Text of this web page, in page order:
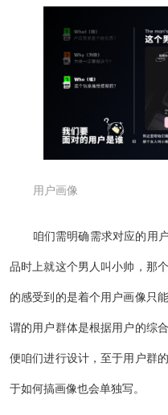
用户画像
咱们需明确需求对应的用
品时上就这个男人叫小帅，那
的感受到的是着个用户画像只
谓的用户群体是根据用户的综
便咱们进行设计，至于用户群
于如何搞画像也会单独写。